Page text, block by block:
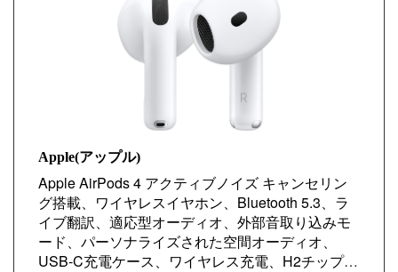
Apple(アップル)
Apple AirPods 4 アクティブノイズ キャンセリン
グ搭載、ワイヤレスイヤホン、Bluetooth 5.3、ラ
イブ翻訳、適応型オーディオ、外部音取り込みモ
ード、パーソナライズされた空間オーディオ、
USB-C充電ケース、ワイヤレス充電、H2チップ、